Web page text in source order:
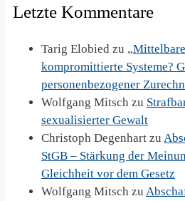
Letzte Kommentare
Tarig Elobied zu
kompromittierte Systeme?
personenbezogener
Wolfgang Mitsch zu
sexualisierter Gewalt
Christoph Degenhart zu
StGB – Stärkung der
Gleichheit vor dem Gesetz
Wolfgang Mitsch zu